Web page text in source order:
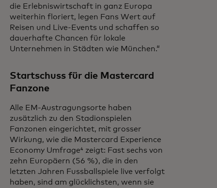
die Erlebniswirtschaft in ganz Europa
weiterhin floriert, legen Fans Wert auf
Reisen und Live-Events und schaffen so
dauerhafte Chancen für lokale
Unternehmen in Städten wie München.“
Startschuss für die Mastercard
Fanzone
Alle EM-Austragungsorte haben
zusätzlich zu den Stadionspielen
Fanzonen eingerichtet, mit grosser
Wirkung, wie die Mastercard Experience
Economy Umfrage⁴ zeigt: Fast sechs von
zehn Europäern (56 %), die in den
letzten Jahren Fussballspiele live verfolgt
haben, sind am glücklichsten, wenn sie